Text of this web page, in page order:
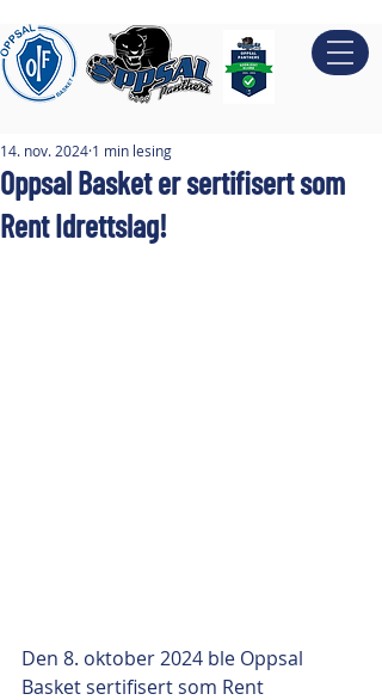
Oppsal Basket er sertifisert som
Rent Idrettslag!
14. nov. 2024 1 min lesing
Den 8. oktober 2024 ble Oppsal
Basket sertifisert som Rent